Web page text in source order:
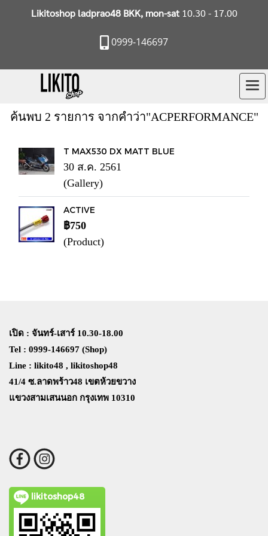
Likitoshop ladprao48 BKK, mon-sat10.30 - 17.00
0999-146697
ค้นพบ 2 รายการ จากคำว่า"ACPERFORMANCE"
T MAX530 DX MATT BLUE
30 ส.ค. 2561
(Gallery)
ACTIVE
฿750
(Product)
เปิด : จันทร์-เสาร์ 10.30-18.00
Tel : 0999-146697 (Shop)
Line : likito48 , likitoshop48
41/4 ซ.ลาดพร้าว48 เขตห้วยขวาง
แขวงสามเสนนอก กรุงเทพ 10310
likitoshop48